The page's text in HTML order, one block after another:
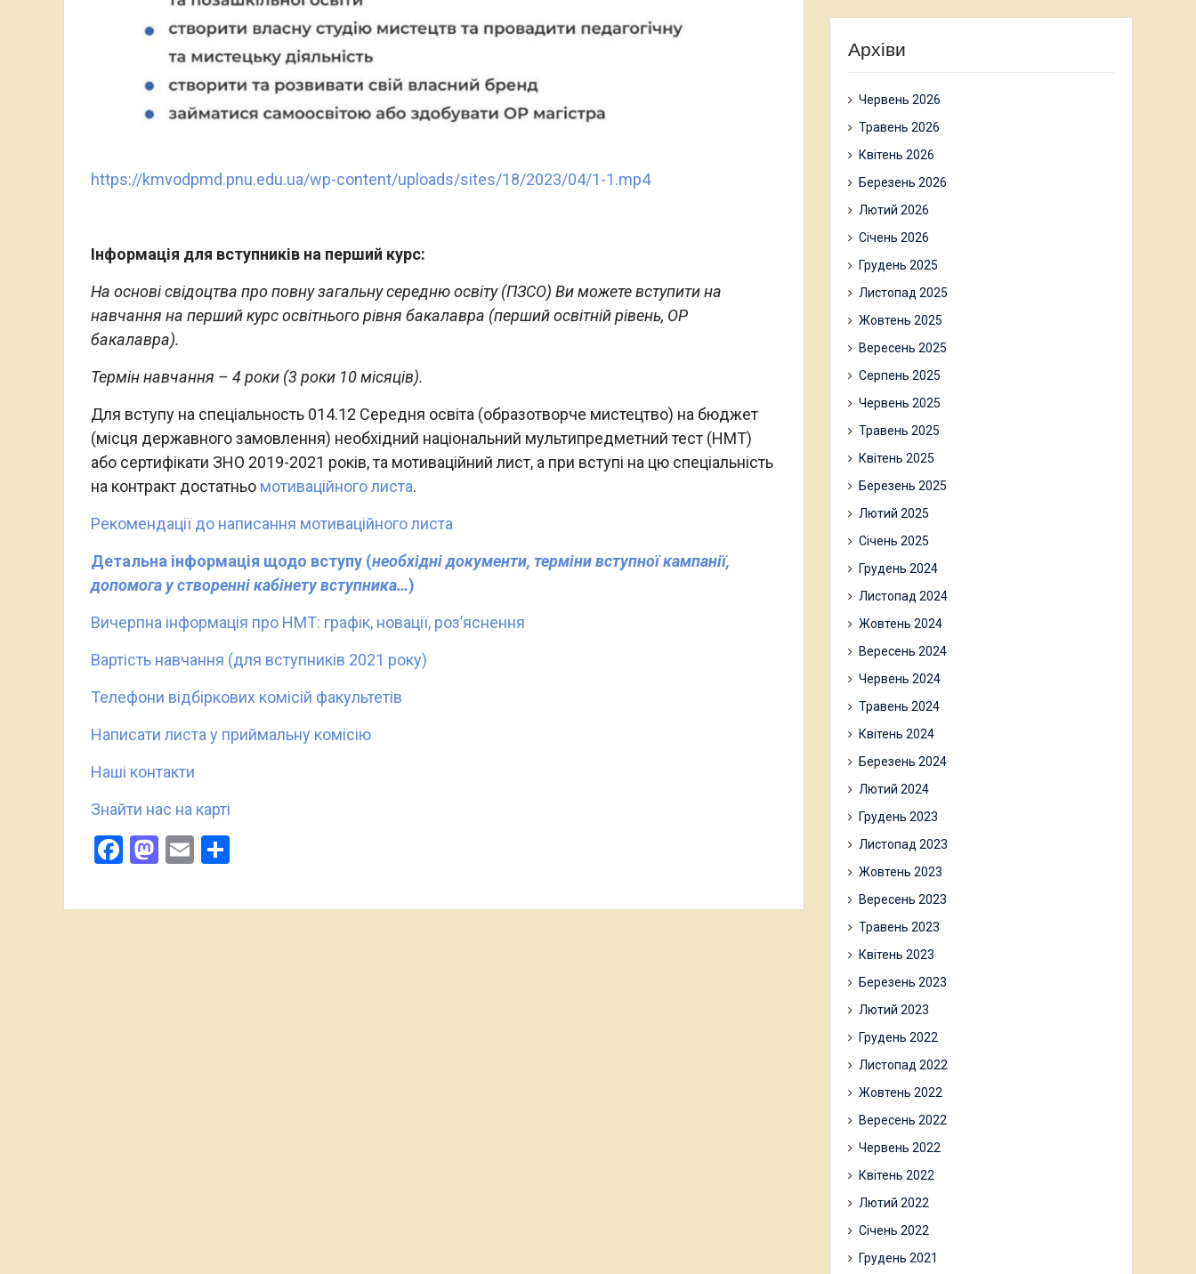
https://kmvodpmd.pnu.edu.ua/wp-content/uploads/sites/18/2023/04/1-1.mp4
Інформація для вступників на перший курс:
На основі свідоцтва про повну загальну середню освіту (ПЗСО) Ви можете вступити на
навчання на перший курс освітнього рівня бакалавра (перший освітній рівень, ОР
бакалавра).
Термін навчання – 4 роки (3 роки 10 місяців).
Для вступу на спеціальность 014.12 Середня освіта (образотворче мистецтво) на бюджет
(місця державного замовлення) необхідний національний мультипредметний тест (НМТ)
або сертифікати ЗНО 2019-2021 років, та мотиваційний лист, а при вступі на цю спеціальність
на контракт достатньо мотиваційного листа.
Рекомендації до написання мотиваційного листа
Детальна інформація щодо вступу (необхідні документи, терміни вступної кампанії,
допомога у створенні кабінету вступника…)
Вичерпна інформація про НМТ: графік, новації, роз’яснення
Вартість навчання (для вступників 2021 року)
Телефони відбіркових комісій факультетів
Написати листа у приймальну комісію
Наші контакти
Знайти нас на карті
Facebook
Mastodon
Email
Архіви
Червень 2026
Травень 2026
Квітень 2026
Березень 2026
Лютий 2026
Січень 2026
Грудень 2025
Листопад 2025
Жовтень 2025
Вересень 2025
Серпень 2025
Червень 2025
Травень 2025
Квітень 2025
Березень 2025
Лютий 2025
Січень 2025
Грудень 2024
Листопад 2024
Жовтень 2024
Вересень 2024
Червень 2024
Травень 2024
Квітень 2024
Березень 2024
Лютий 2024
Грудень 2023
Листопад 2023
Жовтень 2023
Вересень 2023
Травень 2023
Квітень 2023
Березень 2023
Лютий 2023
Грудень 2022
Листопад 2022
Жовтень 2022
Вересень 2022
Червень 2022
Квітень 2022
Лютий 2022
Січень 2022
Грудень 2021